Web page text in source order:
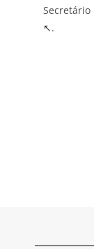
Secretário
↖.